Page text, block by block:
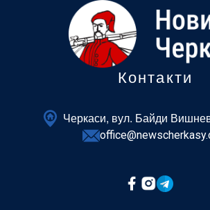
Контакти
Черкаси, вул. Байди